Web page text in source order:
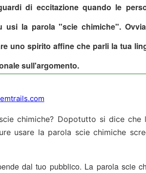
di eccitazione quando le
usi la parola "scie chimiche".
uno spirito affine che parli la tua
sull'argomento.
chimiche? Dopotutto si dice che
usare la parola scie chimiche
dal tuo pubblico. La parola scie